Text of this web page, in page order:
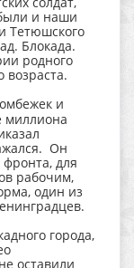
и наши
Тетюшского
Блокада.
родного
возраста.
и
миллиона
Он
фронта, для
рабочим,
один из
города,
оставили